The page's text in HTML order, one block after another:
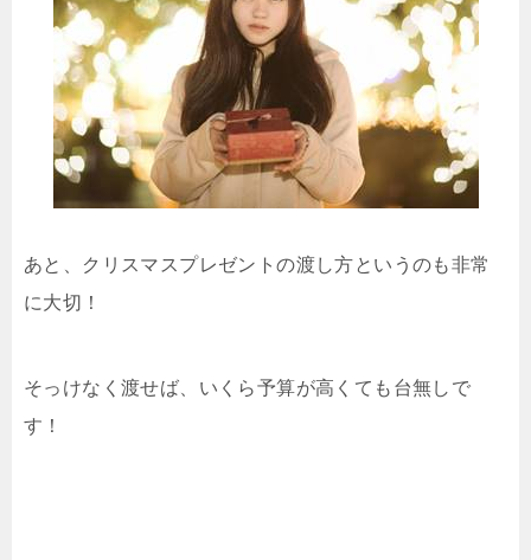
あと、クリスマスプレゼントの渡し方というのも非常
に大切！
そっけなく渡せば、いくら予算が高くても台無しで
す！